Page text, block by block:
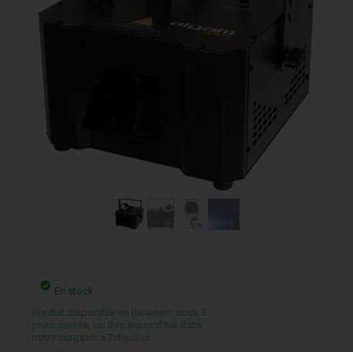
En stock
Produit disponible en livraison¹ sous 3
jours ouvrés, ou des aujourd’hui dans
notre magasin a Trégueux.